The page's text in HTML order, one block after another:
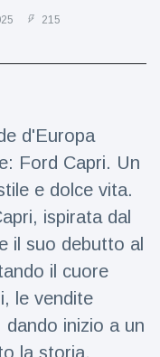
215
d'Europa
Ford Capri. Un
e dolce vita.
ispirata dal
il suo debutto al
il cuore
le vendite
inizio a un
la storia.